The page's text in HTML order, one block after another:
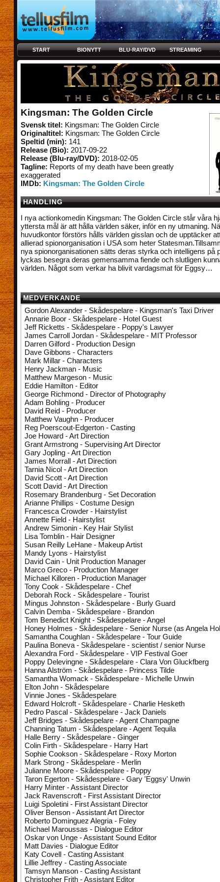
START BIONYTT BLU-RAY/DVD STREAMING
Kingsman: The Golden Circle
Svensk titel: Kingsman: The Golden Circle
Originaltitel: Kingsman: The Golden Circle
Speltid (min): 141
Release (Bio): 2017-09-22
Release (Blu-ray/DVD): 2018-02-05
Tagline: Reports of my death have been greatly
exaggerated
IMDb: Kingsman: The Golden Circle
HANDLING
I nya actionkomedin Kingsman: The Golden Circle står våra
yttersta mål är att hålla världen säker, inför en ny utmaning.
huvudkontor förstörs hålls världen gisslan och de upptäcker
allierad spionorganisation i USA som heter
nya spionorganisationen sätts deras styrka och intelligens på
lyckas besegra deras gemensamma fiende och slutligen
världen. Något som verkar ha blivit vardagsmat för Eggsy…
MEDVERKANDE
Gordon Alexander - Skådespelare - Kingsman's Taxi Driver
Annarie Boor - Skådespelare - Hotel Guest
Jeff Ricketts - Skådespelare - Poppy's Lawyer
James Carroll Jordan - Skådespelare - MIT Professor
Darren Gilford - Production Design
Dave Gibbons - Characters
Mark Millar - Characters
Henry Jackman - Music
Matthew Margeson - Music
Eddie Hamilton - Editor
George Richmond - Director of Photography
Adam Bohling - Producer
David Reid - Producer
Matthew Vaughn - Producer
Reg Poerscout-Edgerton - Casting
Joe Howard - Art Direction
Grant Armstrong - Supervising Art Director
Gary Jopling - Art Direction
James Morrall - Art Direction
Tarnia Nicol - Art Direction
David Scott - Art Direction
Scott David - Art Direction
Rosemary Brandenburg - Set Decoration
Arianne Phillips - Costume Design
Francesca Crowder - Hairstylist
Annette Field - Hairstylist
Andrew Simonin - Key Hair Stylist
Lisa Tomblin - Hair Designer
Susan Reilly LeHane - Makeup Artist
Mandy Lyons - Hairstylist
David Cain - Unit Production Manager
Marco Greco - Production Manager
Michael Killoren - Production Manager
Tony Cook - Skådespelare - Chef
Deborah Rock - Skådespelare - Tourist
Mingus Johnston - Skådespelare - Burly Guard
Calvin Demba - Skådespelare - Brandon
Tom Benedict Knight - Skådespelare - Angel
Honey Holmes - Skådespelare - Senior Nurse (as Angela
Samantha Coughlan - Skådespelare - Tour Guide
Paulina Boneva - Skådespelare - scientist / senior Nurse
Alexandra Ford - Skådespelare - VIP Festival Goer
Poppy Delevingne - Skådespelare - Clara Von Gluckfberg
Hanna Alström - Skådespelare - Princess Tilde
Samantha Womack - Skådespelare - Michelle Unwin
Elton John - Skådespelare
Vinnie Jones - Skådespelare
Edward Holcroft - Skådespelare - Charlie Hesketh
Pedro Pascal - Skådespelare - Jack Daniels
Jeff Bridges - Skådespelare - Agent Champagne
Channing Tatum - Skådespelare - Agent Tequila
Halle Berry - Skådespelare - Ginger
Colin Firth - Skådespelare - Harry Hart
Sophie Cookson - Skådespelare - Roxy Morton
Mark Strong - Skådespelare - Merlin
Julianne Moore - Skådespelare - Poppy
Taron Egerton - Skådespelare - Gary 'Eggsy' Unwin
Harry Minter - Assistant Director
Jack Ravenscroft - First Assistant Director
Luigi Spoletini - First Assistant Director
Oliver Benson - Assistant Art Director
Roberto Dominguez Alegria - Foley
Michael Maroussas - Dialogue Editor
Oskar von Unge - Assistant Sound Editor
Matt Davies - Dialogue Editor
Katy Covell - Casting Assistant
Lillie Jeffrey - Casting Associate
Tamsyn Manson - Casting Assistant
Christopher Frith - Assistant Editor